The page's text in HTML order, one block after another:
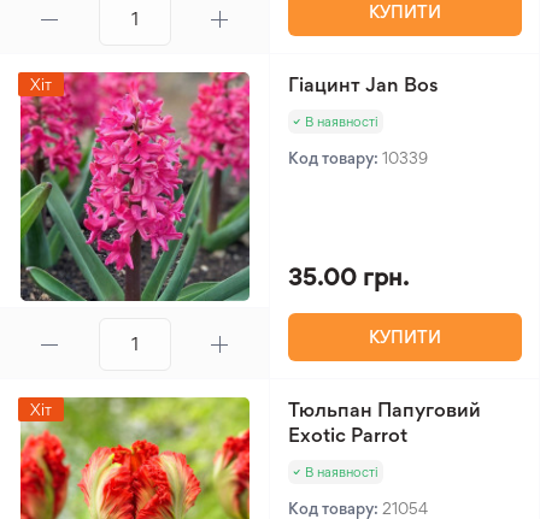
КУПИТИ
Хіт Гіацинт Jan Bos
В наявності
Код товару: 10339
35.00 грн.
КУПИТИ
Хіт
Тюльпан Папуговий
Exotic Parrot
В наявності
Код товару: 21054